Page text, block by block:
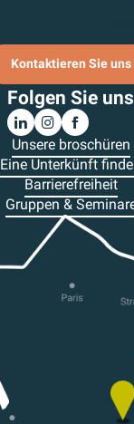
Kontaktieren Sie uns
Folgen Sie uns
Unsere broschüren
Eine Unterkünft
Barrierefreiheit
Gruppen &